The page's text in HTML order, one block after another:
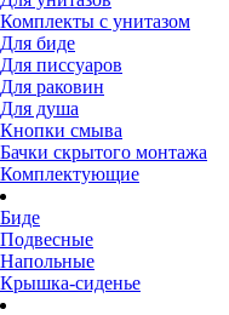
Комплекты с унитазом
Для биде
Для писсуаров
Для раковин
Для душа
Кнопки смыва
Бачки скрытого монтажа
Комплектующие
Биде
Подвесные
Напольные
Крышка-сиденье